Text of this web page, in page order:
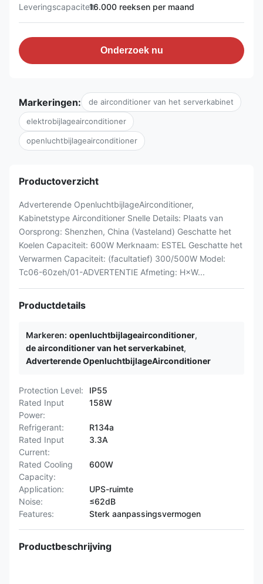
Leveringscapaciteit:16.000 reeksen per maand
Onderzoek nu
Markeringen: de airconditioner van het serverkabinet
elektrobijlageairconditioner
openluchtbijlageairconditioner
Productoverzicht
Adverterende OpenluchtbijlageAirconditioner,
Kabinetstype Airconditioner Snelle Details: Plaats van
Oorsprong: Shenzhen, China (Vasteland) Geschatte het
Koelen Capaciteit: 600W Merknaam: ESTEL Geschatte het
Verwarmen Capaciteit: (facultatief) 300/500W Model:
Tc06-60zeh/01-ADVERTENTIE Afmeting: H×W...
Productdetails
Markeren: openluchtbijlageairconditioner,
de airconditioner van het serverkabinet,
Adverterende OpenluchtbijlageAirconditioner
Protection Level:
IP55
Rated Input
Power:
158W
Refrigerant:
R134a
Rated Input
Current:
3.3A
Rated Cooling
Capacity:
600W
Application:
UPS-ruimte
Noise:
≤62dB
Features:
Sterk aanpassingsvermogen
Productbeschrijving